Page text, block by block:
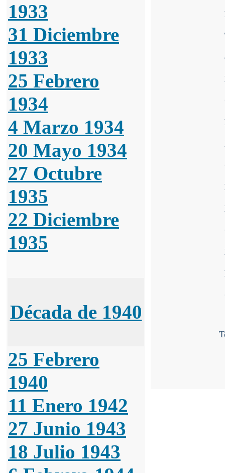
1933
31 Diciembre
1933
25 Febrero
1934
4 Marzo 1934
20 Mayo 1934
27 Octubre
1935
22 Diciembre
1935
Década de 1940
25 Febrero
1940
11 Enero 1942
27 Junio 1943
18 Julio 1943